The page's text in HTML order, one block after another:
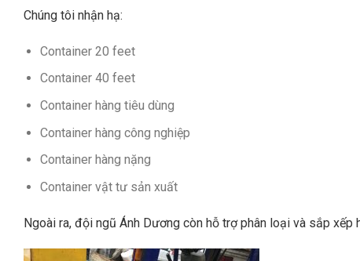
Chúng tôi nhận hạ:
Container 20 feet
Container 40 feet
Container hàng tiêu dùng
Container hàng công nghiệp
Container hàng nặng
Container vật tư sản xuất
Ngoài ra, đội ngũ Ánh Dương còn hỗ trợ phân loại và sắp